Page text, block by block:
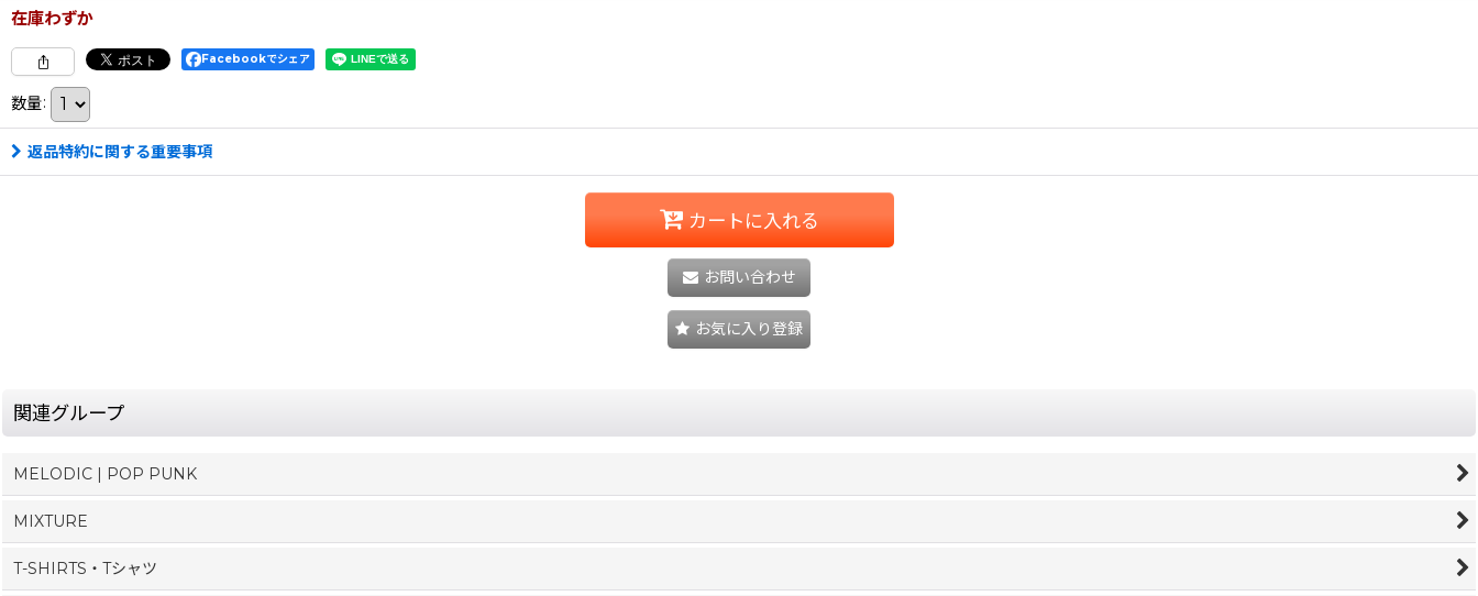
在庫わずか
Facebookでシェア
数量:
返品特約に関する重要事項
カートに入れる
お問い合わせ
お気に入り登録
関連グループ
MELODIC | POP PUNK
MIXTURE
T-SHIRTS・Tシャツ